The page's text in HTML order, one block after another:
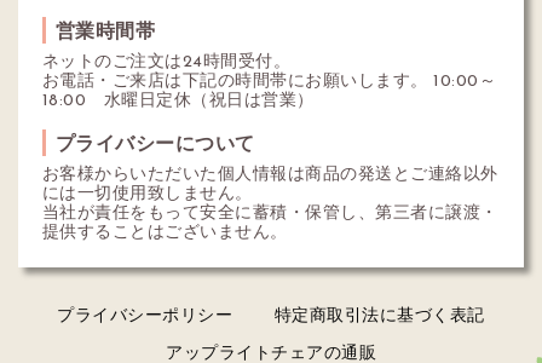
営業時間帯
ネットのご注文は24時間受付。
お電話・ご来店は下記の時間帯にお願いします。 10:00～
18:00 水曜日定休（祝日は営業）
プライバシーについて
お客様からいただいた個人情報は商品の発送とご連絡以外
には一切使用致しません。
当社が責任をもって安全に蓄積・保管し、第三者に譲渡・
提供することはございません。
プライバシーポリシー 特定商取引法に基づく表記
アップライトチェアの通販